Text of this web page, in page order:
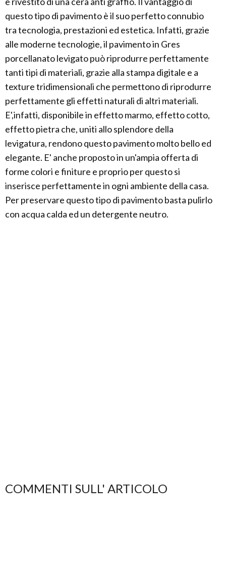
questo tipo di pavimento è il suo perfetto connubio
tra tecnologia, prestazioni ed estetica. Infatti, grazie
alle moderne tecnologie, il pavimento in Gres
porcellanato levigato può riprodurre perfettamente
tanti tipi di materiali, grazie alla stampa digitale e a
texture tridimensionali che permettono di riprodurre
perfettamente gli effetti naturali di altri materiali.
E',infatti, disponibile in effetto marmo, effetto cotto,
effetto pietra che, uniti allo splendore della
levigatura, rendono questo pavimento molto bello ed
elegante. E' anche proposto in un'ampia offerta di
forme colori e finiture e proprio per questo si
inserisce perfettamente in ogni ambiente della casa.
Per preservare questo tipo di pavimento basta pulirlo
con acqua calda ed un detergente neutro.
COMMENTI SULL' ARTICOLO